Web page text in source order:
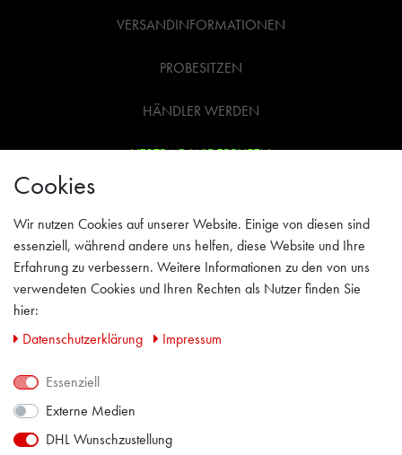
VERSANDINFORMATIONEN
PROBESITZEN
HÄNDLER WERDEN
VERTRAG WIDERRUFEN
AGB
IMPRESSUM
Cookies
Wir nutzen Cookies auf unserer Website. Einige von diesen sind
essenziell, während andere uns helfen, diese Website und Ihre
Erfahrung zu verbessern. Weitere Informationen zu den von uns
verwendeten Cookies und Ihren Rechten als Nutzer finden Sie
hier:
Daten­schutz­erklärung
Impressum
Essenziell
Externe Medien
DHL Wunschzustellung